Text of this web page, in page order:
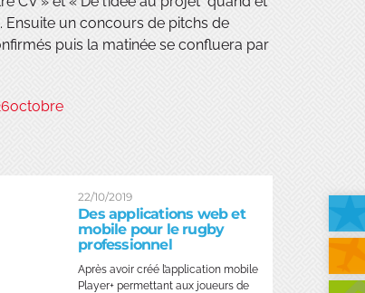
un concours de pitchs de
puis la matinée se confluera par
22/10/2019
Des applications web et
mobile pour le rugby
professionnel
Après avoir créé l’application mobile
Player+ permettant aux joueurs de